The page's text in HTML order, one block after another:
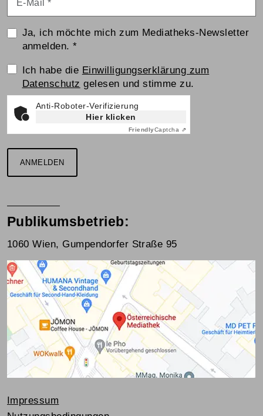
Ja, ich möchte mich zum Mediatheks-Newsletter
anmelden.*
Einwilligungserklärung
Ich habe die Einwilligungserklärung zum
Datenschutz gelesen und stimme zu.
Anti-Roboter-Verifizierung
Hier klicken
FriendlyCaptcha ⇗
ANMELDEN
Publikumsbetrieb:
1060 Wien, Gumpendorfer Straße 95
Impressum